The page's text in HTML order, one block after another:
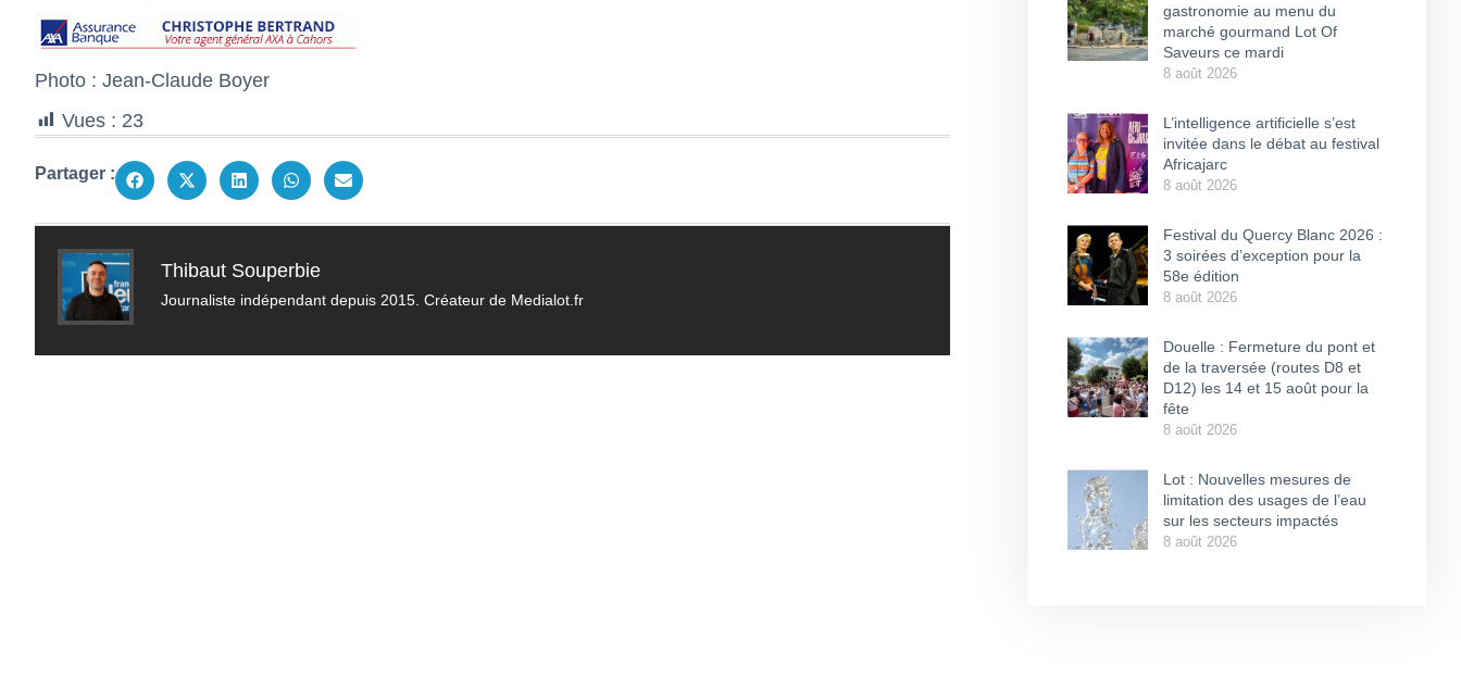
Photo : Jean-Claude Boyer
Vues : 23
Partager :
Thibaut Souperbie
Journaliste indépendant depuis 2015. Créateur de Medialot.fr
gastronomie au menu du
marché gourmand Lot Of
Saveurs ce mardi
8 août 2026
L’intelligence artificielle s’est
invitée dans le débat au festival
Africajarc
8 août 2026
Festival du Quercy Blanc 2026 :
3 soirées d’exception pour la
58e édition
8 août 2026
Douelle : Fermeture du pont et
de la traversée (routes D8 et
D12) les 14 et 15 août pour la
fête
8 août 2026
Lot : Nouvelles mesures de
limitation des usages de l’eau
sur les secteurs impactés
8 août 2026